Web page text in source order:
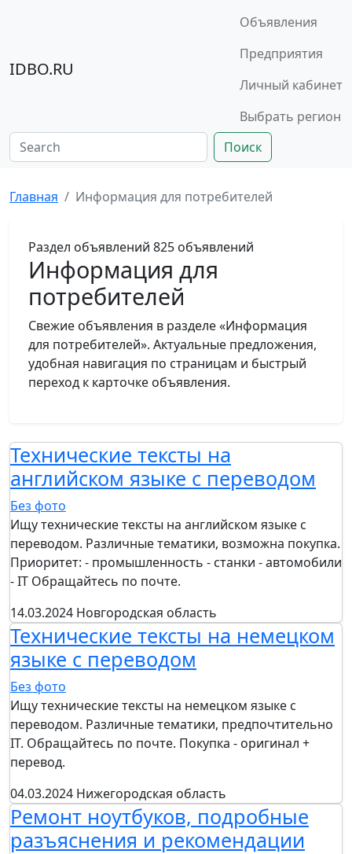
IDBO.RU
Объявления
Предприятия
Личный кабинет
Выбрать регион
Поиск
Главная Информация для потребителей
Раздел объявлений 825 объявлений
Информация для
потребителей
Свежие объявления в разделе «Информация
для потребителей». Актуальные предложения,
удобная навигация по страницам и быстрый
переход к карточке объявления.
Технические тексты на
английском языке с переводом
Без фото
Ищу технические тексты на английском языке с
переводом. Различные тематики, возможна покупка.
Приоритет: - промышленность - станки - автомобили
- IT Обращайтесь по почте.
14.03.2024 Новгородская область
Технические тексты на немецком
языке с переводом
Без фото
Ищу технические тексты на немецком языке с
переводом. Различные тематики, предпочтительно
IT. Обращайтесь по почте. Покупка - оригинал +
перевод.
04.03.2024 Нижегородская область
Ремонт ноутбуков, подробные
разъяснения и рекомендации